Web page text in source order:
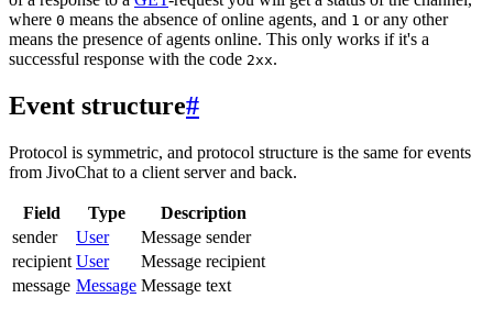
where 0 means the absence of online agents, and 1 or any other
means the presence of agents online. This only works if it's a
successful response with the code 2xx.
Event structure#
Protocol is symmetric, and protocol structure is the same for events
from JivoChat to a client server and back.
Field Type
Description
sender
User
Message sender
recipient User
Message recipient
message Message Message text